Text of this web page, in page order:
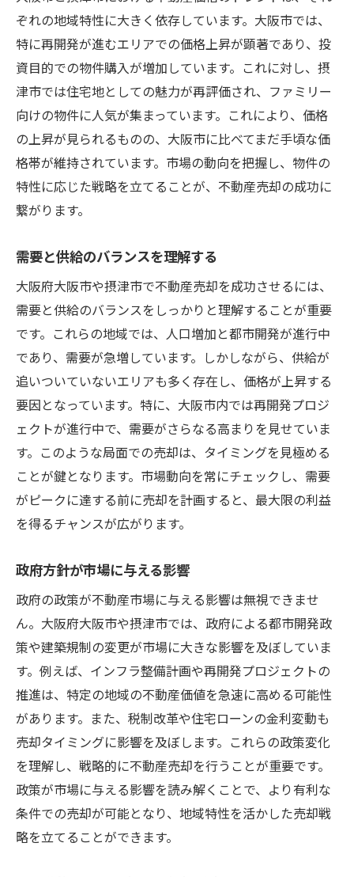
ぞれの地域特性に大きく依存しています。大阪市では、
特に再開発が進むエリアでの価格上昇が顕著であり、投
資目的での物件購入が増加しています。これに対し、摂
津市では住宅地としての魅力が再評価され、ファミリー
向けの物件に人気が集まっています。これにより、価格
の上昇が見られるものの、大阪市に比べてまだ手頃な価
格帯が維持されています。市場の動向を把握し、物件の
特性に応じた戦略を立てることが、不動産売却の成功に
繋がります。
需要と供給のバランスを理解する
大阪府大阪市や摂津市で不動産売却を成功させるには、
需要と供給のバランスをしっかりと理解することが重要
です。これらの地域では、人口増加と都市開発が進行中
であり、需要が急増しています。しかしながら、供給が
追いついていないエリアも多く存在し、価格が上昇する
要因となっています。特に、大阪市内では再開発プロジ
ェクトが進行中で、需要がさらなる高まりを見せていま
す。このような局面での売却は、タイミングを見極める
ことが鍵となります。市場動向を常にチェックし、需要
がピークに達する前に売却を計画すると、最大限の利益
を得るチャンスが広がります。
政府方針が市場に与える影響
政府の政策が不動産市場に与える影響は無視できませ
ん。大阪府大阪市や摂津市では、政府による都市開発政
策や建築規制の変更が市場に大きな影響を及ぼしていま
す。例えば、インフラ整備計画や再開発プロジェクトの
推進は、特定の地域の不動産価値を急速に高める可能性
があります。また、税制改革や住宅ローンの金利変動も
売却タイミングに影響を及ぼします。これらの政策変化
を理解し、戦略的に不動産売却を行うことが重要です。
政策が市場に与える影響を読み解くことで、より有利な
条件での売却が可能となり、地域特性を活かした売却戦
略を立てることができます。